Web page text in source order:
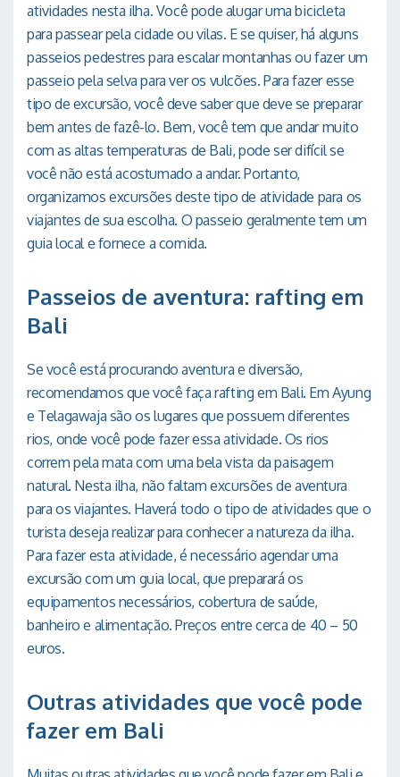
atividades nesta ilha. Você pode alugar uma bicicleta
para passear pela cidade ou vilas. E se quiser, há alguns
passeios pedestres para escalar montanhas ou fazer um
passeio pela selva para ver os vulcões. Para fazer esse
tipo de excursão, você deve saber que deve se preparar
bem antes de fazê-lo. Bem, você tem que andar muito
com as altas temperaturas de Bali, pode ser difícil se
você não está acostumado a andar. Portanto,
organizamos excursões deste tipo de atividade para os
viajantes de sua escolha. O passeio geralmente tem um
guia local e fornece a comida.
Passeios de aventura: rafting em
Bali
Se você está procurando aventura e diversão,
recomendamos que você faça rafting em Bali. Em Ayung
e Telagawaja são os lugares que possuem diferentes
rios, onde você pode fazer essa atividade. Os rios
correm pela mata com uma bela vista da paisagem
natural. Nesta ilha, não faltam excursões de aventura
para os viajantes. Haverá todo o tipo de atividades que o
turista deseja realizar para conhecer a natureza da ilha.
Para fazer esta atividade, é necessário agendar uma
excursão com um guia local, que preparará os
equipamentos necessários, cobertura de saúde,
banheiro e alimentação. Preços entre cerca de 40 – 50
euros.
Outras atividades que você pode
fazer em Bali